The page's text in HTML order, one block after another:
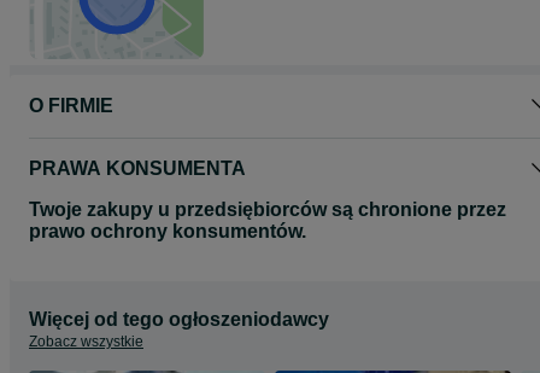
O FIRMIE
PRAWA KONSUMENTA
Twoje zakupy u przedsiębiorców są chronione przez
prawo ochrony konsumentów.
Więcej od tego ogłoszeniodawcy
Zobacz wszystkie